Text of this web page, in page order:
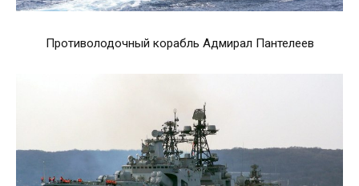
Противолодочный корабль Адмирал Пантелеев